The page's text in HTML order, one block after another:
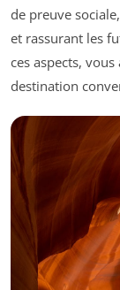
de preuve
et rassurant les
ces aspects,
destination